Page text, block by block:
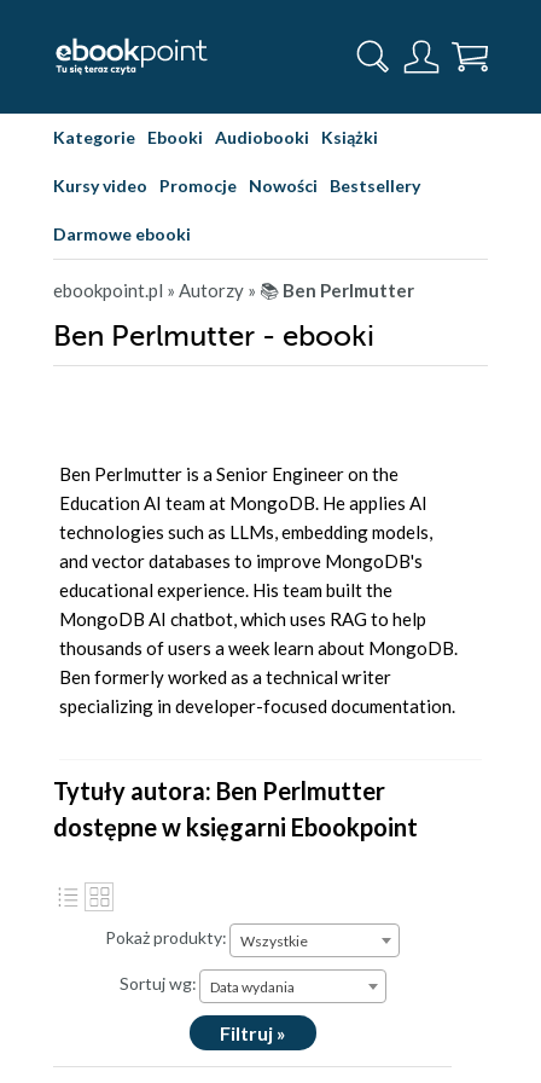
Kategorie Ebooki Audiobooki Książki
Kursy video Promocje Nowości Bestsellery
Darmowe ebooki
ebookpoint.pl » Autorzy » 📚 Ben Perlmutter
Ben Perlmutter - ebooki
Ben Perlmutter is a Senior Engineer on the
Education AI team at MongoDB. He applies AI
technologies such as LLMs, embedding models,
and vector databases to improve MongoDB's
educational experience. His team built the
MongoDB AI chatbot, which uses RAG to help
thousands of users a week learn about MongoDB.
Ben formerly worked as a technical writer
specializing in developer-focused documentation.
Tytuły autora: Ben Perlmutter
dostępne w księgarni Ebookpoint
Pokaż produkty: Wszystkie
Sortuj wg: Data wydania
Filtruj »